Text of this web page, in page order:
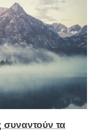
συναντούν τα